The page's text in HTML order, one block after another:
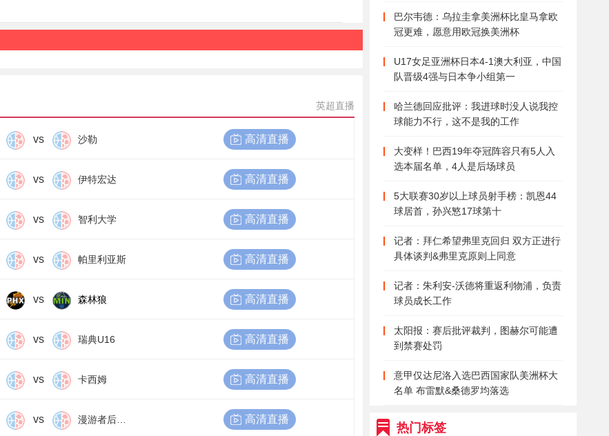
英超直播
vs 沙勒 高清直播
vs 伊特宏达 高清直播
vs 智利大学 高清直播
vs 帕里利亚斯 高清直播
vs 森林狼 高清直播
vs 瑞典U16 高清直播
vs 卡西姆 高清直播
vs 高清直播
巴尔韦德：乌拉圭拿美洲杯比皇马拿欧
冠更难，愿意用欧冠换美洲杯
U17女足亚洲杯日本4-1澳大利亚，中国
队晋级4强与日本争小组第一
哈兰德回应批评：我进球时没人说我控
球能力不行，这不是我的工作
大变样！巴西19年夺冠阵容只有5人入
选本届名单，4人是后场球员
5大联赛30岁以上球员射手榜：凯恩44
球居首，孙兴慜17球第十
记者：拜仁希望弗里克回归 双方正进行
具体谈判&弗里克原则上同意
记者：朱利安-沃德将重返利物浦，负责
球员成长工作
太阳报：赛后批评裁判，图赫尔可能遭
到禁赛处罚
意甲仅达尼洛入选巴西国家队美洲杯大
名单 布雷默&桑德罗均落选
热门标签